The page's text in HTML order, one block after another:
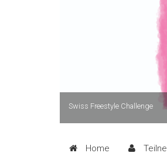
Swiss Freestyle Challenge
Home